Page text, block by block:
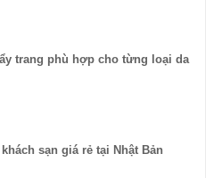
trang phù hợp cho từng loại da
sạn giá rẻ tại Nhật Bản